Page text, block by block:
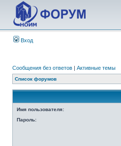
Вход
Сообщения без ответов | Активные темы
Список форумов
Имя пользователя:
Пароль: